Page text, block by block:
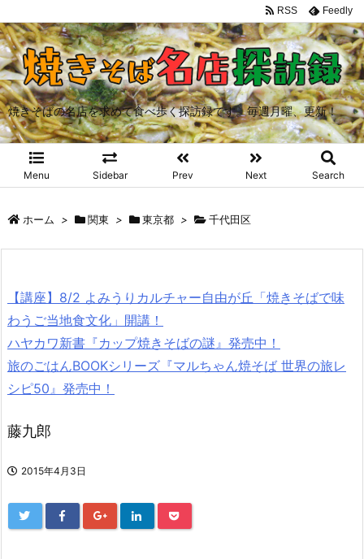
焼きそばの名店を求めて食べ歩く探訪録です。毎週月曜、更新！
Menu Sidebar Prev Next Search
RSS Feedly
ホーム > 関東 > 東京都 > 千代田区
【講座】8/2 よみうりカルチャー自由が丘「焼きそばで味
わうご当地食文化」開講！
ハヤカワ新書『カップ焼きそばの謎』発売中！
旅のごはんBOOKシリーズ『マルちゃん焼そば 世界の旅レ
シピ50』発売中！
藤九郎
2015年4月3日